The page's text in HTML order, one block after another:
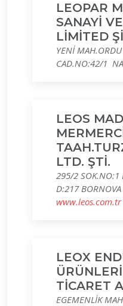
LEOPAR
SANAYİ
LİMİTED
YENİ MAH.ORDU
CAD.NO:42/1
LEOS
LTD. ŞTİ.
295/2 SOK.NO:1
D:217
www.leos.com.tr
LEOX
TİCARET
EGEMENLİK